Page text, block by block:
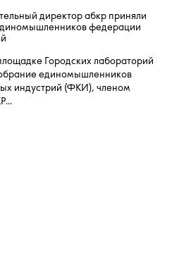
федерации
Городских лабораторий
единомышленников
индустрий (ФКИ), членом